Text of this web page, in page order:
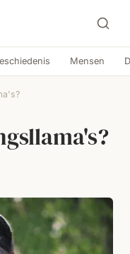
Mensen